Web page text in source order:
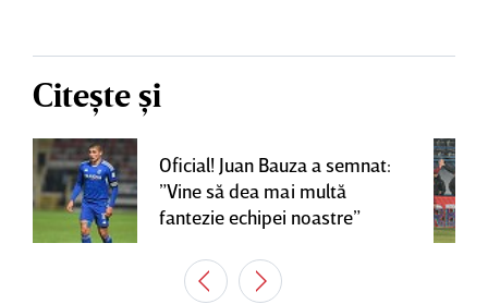
Citește și
Oficial! Juan Bauza a semnat:
”Vine să dea mai multă
fantezie echipei noastre”